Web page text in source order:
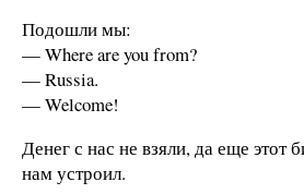
Подошли мы:
— Where are you from?
— Russia.
— Welcome!
Денег с нас не взяли, да еще этот
нам устроил.